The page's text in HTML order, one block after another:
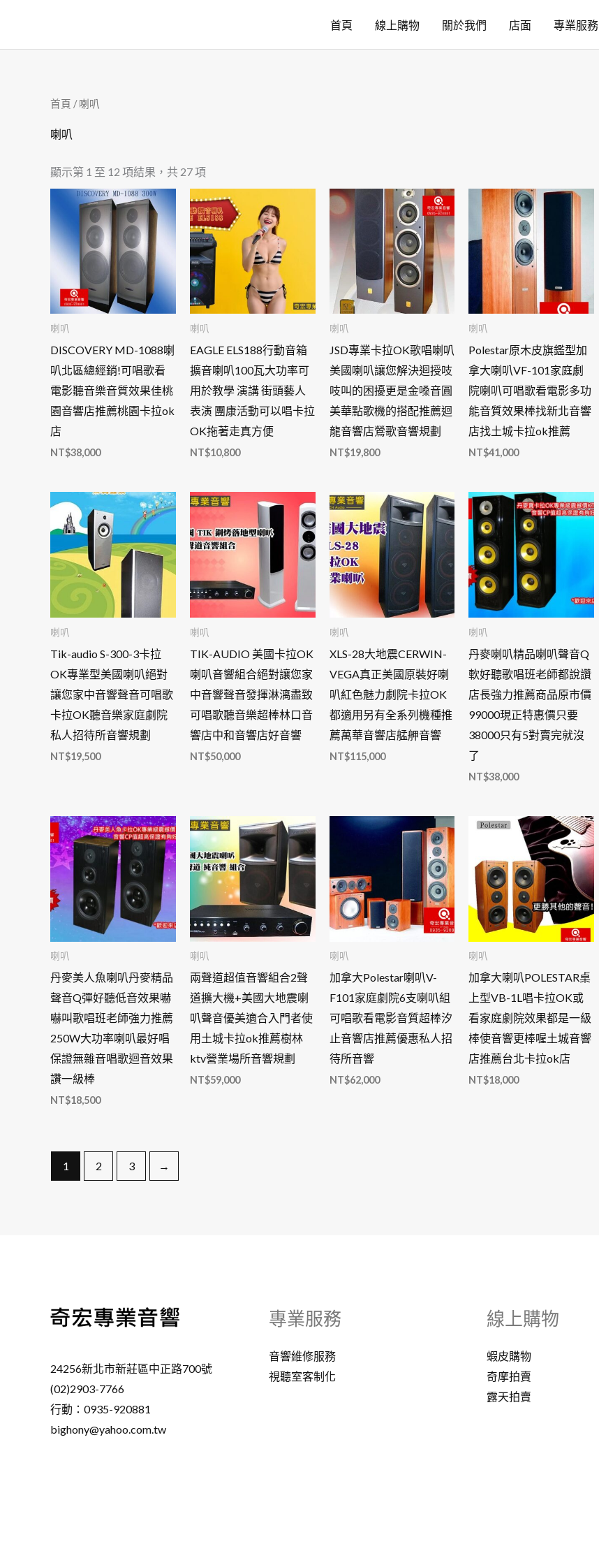
主
首頁 線上購物 關於我們 店面 專業服務
首頁 / 喇叭
喇叭
顯示第 1 至 12 項結果，共 27 項
喇叭
DISCOVERY MD-1088喇
叭北區總經銷!可唱歌看
電影聽音樂音質效果佳桃
園音響店推薦桃園卡拉ok
店
NT$38,000
喇叭
EAGLE ELS188行動音箱
擴音喇叭100瓦大功率可
用於教學 演講 街頭藝人
表演 團康活動可以唱卡拉
OK拖著走真方便
NT$10,800
喇叭
JSD專業卡拉OK歌唱喇叭
美國喇叭讓您解決迴授吱
吱叫的困擾更是金嗓音圓
美華點歌機的搭配推薦迴
龍音響店鶯歌音響規劃
NT$19,800
喇叭
Polestar原木皮旗鑑型加
拿大喇叭VF-101家庭劇
院喇叭可唱歌看電影多功
能音質效果棒找新北音響
店找土城卡拉ok推薦
NT$41,000
喇叭
Tik-audio S-300-3卡拉
OK專業型美國喇叭絕對
讓您家中音響聲音可唱歌
卡拉OK聽音樂家庭劇院
私人招待所音響規劃
NT$19,500
喇叭
TIK-AUDIO 美國卡拉OK
喇叭音響組合絕對讓您家
中音響聲音發揮淋漓盡致
可唱歌聽音樂超棒林口音
響店中和音響店好音響
NT$50,000
喇叭
XLS-28大地震CERWIN-
VEGA真正美國原裝好喇
叭紅色魅力劇院卡拉OK
都適用另有全系列機種推
薦萬華音響店艋舺音響
NT$115,000
喇叭
丹麥喇叭精品喇叭聲音Q
軟好聽歌唱班老師都說讚
店長強力推薦商品原市價
99000現正特惠價只要
38000只有5對賣完就沒
了
NT$38,000
喇叭
丹麥美人魚喇叭丹麥精品
聲音Q彈好聽低音效果嚇
嚇叫歌唱班老師強力推薦
250W大功率喇叭最好唱
保證無雜音唱歌迴音效果
讚一級棒
NT$18,500
喇叭
兩聲道超值音響組合2聲
道擴大機+美國大地震喇
叭聲音優美適合入門者使
用土城卡拉ok推薦樹林
ktv營業場所音響規劃
NT$59,000
喇叭
加拿大Polestar喇叭V-
F101家庭劇院6支喇叭組
可唱歌看電影音質超棒汐
止音響店推薦優惠私人招
待所音響
NT$62,000
喇叭
加拿大喇叭POLESTAR桌
上型VB-1L唱卡拉OK或
看家庭劇院效果都是一級
棒使音響更棒喔土城音響
店推薦台北卡拉ok店
NT$18,000
1 2 3 →
24256新北市新莊區中正路700號
(02)2903-7766
行動：0935-920881
bighony@yahoo.com.tw
專業服務
音響維修服務
視聽室客制化
線上購物
蝦皮購物
奇摩拍賣
露天拍賣